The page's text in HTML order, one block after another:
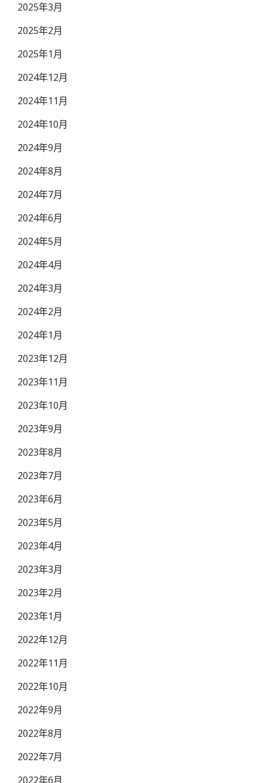
2025年3月
2025年2月
2025年1月
2024年12月
2024年11月
2024年10月
2024年9月
2024年8月
2024年7月
2024年6月
2024年5月
2024年4月
2024年3月
2024年2月
2024年1月
2023年12月
2023年11月
2023年10月
2023年9月
2023年8月
2023年7月
2023年6月
2023年5月
2023年4月
2023年3月
2023年2月
2023年1月
2022年12月
2022年11月
2022年10月
2022年9月
2022年8月
2022年7月
2022年6月